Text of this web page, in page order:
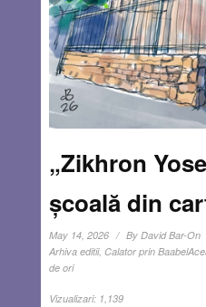
„Zikhron
școală din
May 14, 2026 By David Bar-On
Arhiva editii, Calator prin Baabel
de ori
Vizualizari: 1,139